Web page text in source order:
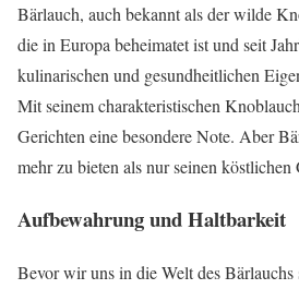
Bärlauch, auch bekannt als der wilde
die in Europa beheimatet ist und seit
kulinarischen und gesundheitlichen
Mit seinem charakteristischen
Gerichten eine besondere Note. Aber
mehr zu bieten als nur seinen köstlichen
Aufbewahrung und Haltbarkeit
Bevor wir uns in die Welt des